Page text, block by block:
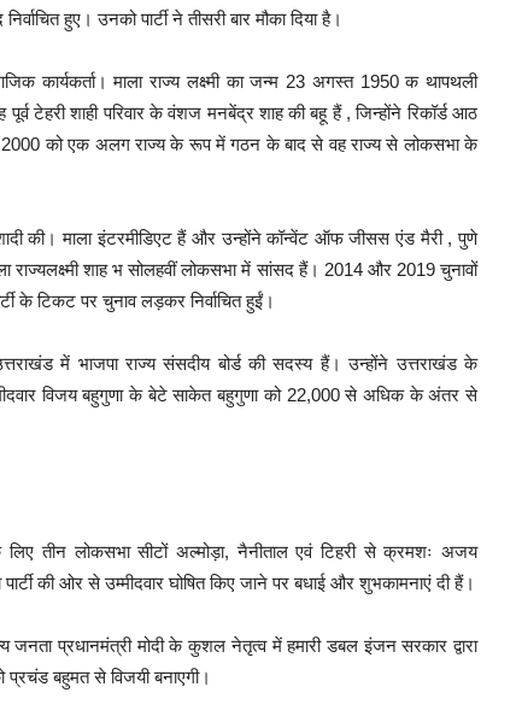
हुए। उनको पार्टी ने तीसरी बार मौका दिया है।
कार्यकर्ता। माला राज्य लक्ष्मी का जन्म 23 अगस्त 1950 क थापथली
टेहरी शाही परिवार के वंशज मनबेंद्र शाह की बहू हैं , जिन्होंने रिकॉर्ड आठ
2000 को एक अलग राज्य के रूप में गठन के बाद से वह राज्य से लोकसभा के
की। माला इंटरमीडिएट हैं और उन्होंने कॉन्वेंट ऑफ जीसस एंड मैरी , पुणे
राज्यलक्ष्मी शाह भ सोलहवीं लोकसभा में सांसद हैं। 2014 और 2019 चुनावों
के टिकट पर चुनाव लड़कर निर्वाचित हुईं।
में भाजपा राज्य संसदीय बोर्ड की सदस्य हैं। उन्होंने उत्तराखंड के
विजय बहुगुणा के बेटे साकेत बहुगुणा को 22,000 से अधिक के अंतर से
तीन लोकसभा सीटों अल्मोड़ा, नैनीताल एवं टिहरी से क्रमशः अजय
की ओर से उम्मीदवार घोषित किए जाने पर बधाई और शुभकामनाएं दी हैं।
जनता प्रधानमंत्री मोदी के कुशल नेतृत्व में हमारी डबल इंजन सरकार द्वारा
प्रचंड बहुमत से विजयी बनाएगी।